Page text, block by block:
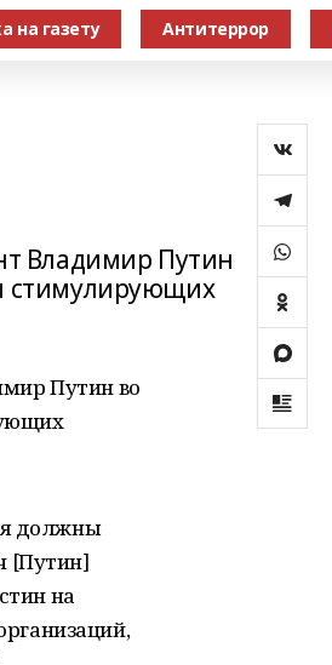
на газету Антитеррор
Владимир Путин
стимулирующих
Путин во
должны
[Путин]
на